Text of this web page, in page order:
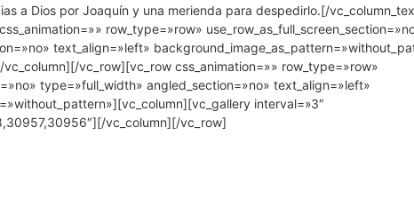
a Dios por Joaquín y una merienda para despedirlo.[/
row_type=»row»
text_align=»left»
vc_row][vc_row css_animation=»» row_type=»row»
type=»full_width» angled_section=»no» text_align=»left»
interval=»3″
vc_column][/vc_row]